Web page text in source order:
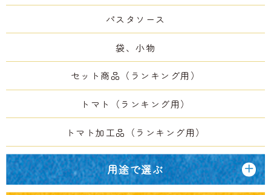
パスタソース
袋、小物
セット商品（ランキング用）
トマト（ランキング用）
トマト加工品（ランキング用）
用途で選ぶ